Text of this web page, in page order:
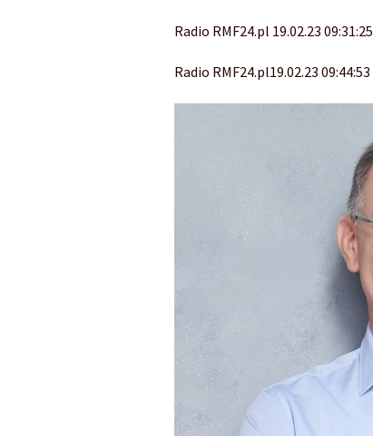
Radio RMF24.pl 19.02.23 09:31:25
Radio RMF24.pl19.02.23 09:44:53